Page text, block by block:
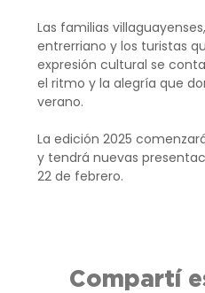
Las familias
entrerriano y los turistas
expresión cultural se
el ritmo y la alegría que
verano.
La edición 2025
y tendrá nuevas
22 de febrero.
Compartí